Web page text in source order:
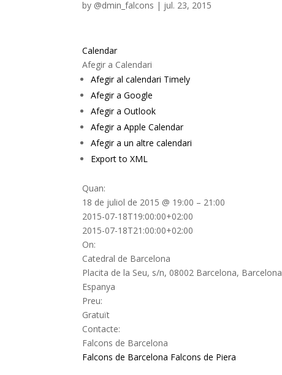
by @dmin_falcons | jul. 23, 2015
Calendar
Afegir a Calendari
Afegir al calendari Timely
Afegir a Google
Afegir a Outlook
Afegir a Apple Calendar
Afegir a un altre calendari
Export to XML
Quan:
18 de juliol de 2015 @ 19:00 – 21:00
2015-07-18T19:00:00+02:00
2015-07-18T21:00:00+02:00
On:
Catedral de Barcelona
Placita de la Seu, s/n, 08002 Barcelona, Barcelona
Espanya
Preu:
Gratuït
Contacte:
Falcons de Barcelona
Falcons de Barcelona Falcons de Piera